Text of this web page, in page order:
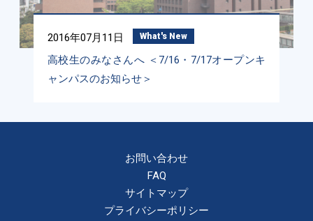
2016年07月11日 What's New
高校生のみなさんへ ＜7/16・7/17オープンキ
ャンパスのお知らせ＞
お問い合わせ
FAQ
サイトマップ
プライバシーポリシー